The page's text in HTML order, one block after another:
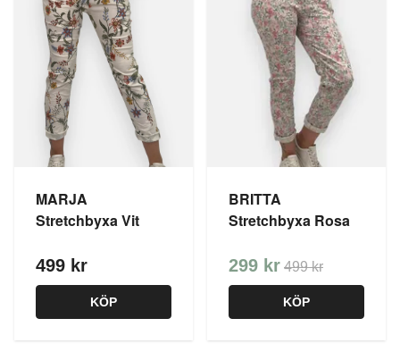
MARJA
Stretchbyxa Vit
499 kr
KÖP
BRITTA
Stretchbyxa Rosa
299 kr 499 kr
KÖP